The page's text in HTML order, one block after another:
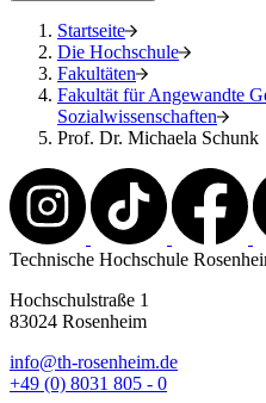
Startseite
Die Hochschule
Fakultäten
Fakultät für Angewandte
Sozialwissenschaften
Prof. Dr. Michaela Schunk
Technische Hochschule
Hochschulstraße 1
83024 Rosenheim
info@th-rosenheim.de
+49 (0) 8031 805 - 0